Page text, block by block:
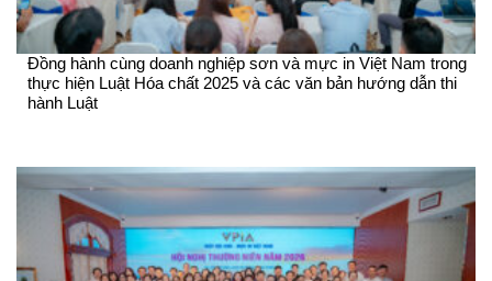
Đồng hành cùng doanh nghiệp sơn và mực in Việt Nam trong
thực hiện Luật Hóa chất 2025 và các văn bản hướng dẫn thi
hành Luật